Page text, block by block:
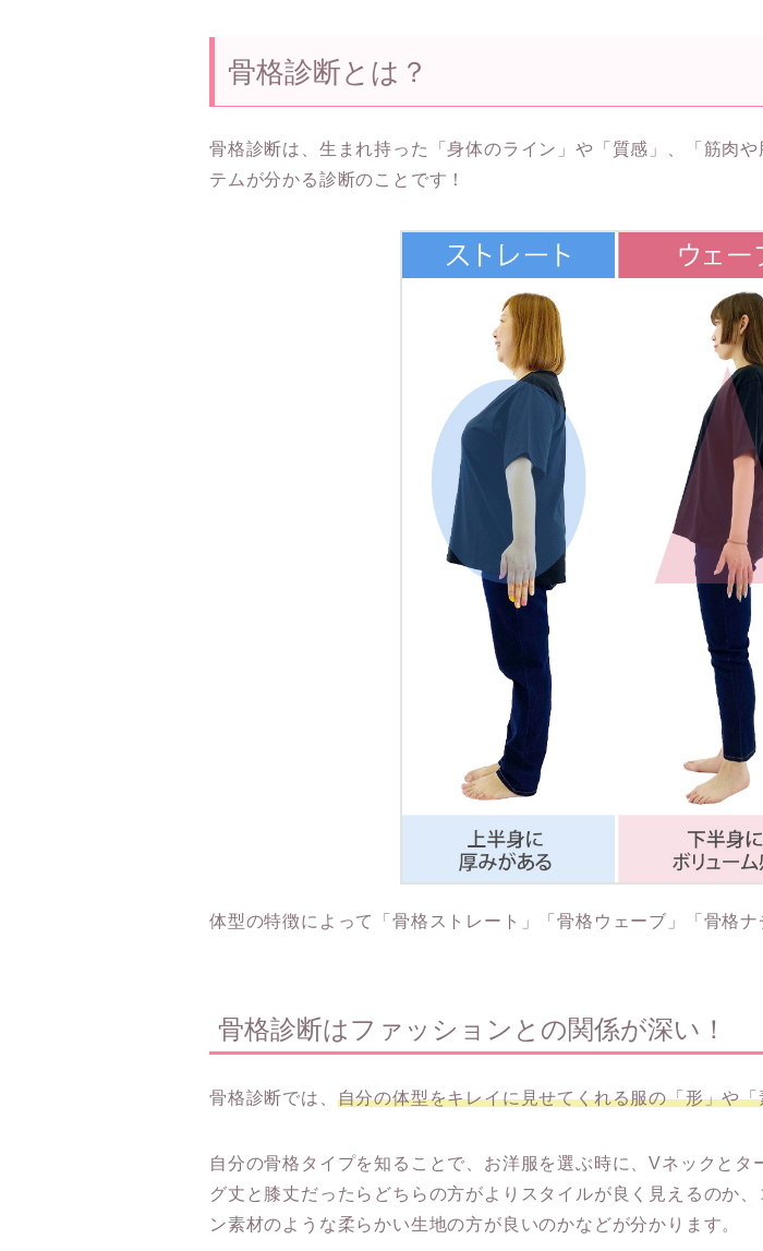
骨格診断とは？
骨格診断は、生まれ持った「身体のライン」や「質感」、「筋肉
テムが分かる診断のことです！
体型の特徴によって「骨格ストレート」「骨格ウェーブ」「骨格
骨格診断はファッションとの関係が深い！
骨格診断では、 自分の体型をキレイに見せてくれる服の「形」や
自分の骨格タイプを知ることで、お洋服を選ぶ時に、Vネックと
グ丈と膝丈だったらどちらの方がよりスタイルが良く見えるのか
ン素材のような柔らかい生地の方が良いのかなどが分かります。